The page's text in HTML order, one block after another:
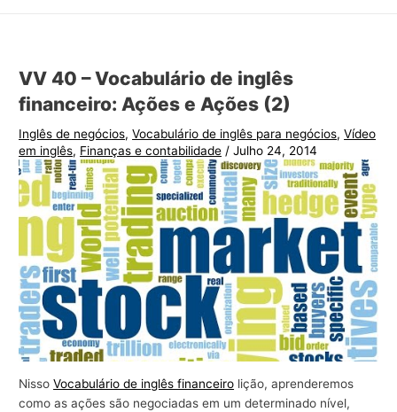
VV 40 – Vocabulário de inglês
financeiro: Ações e Ações (2)
Inglês de negócios,Vocabulário de inglês para negócios,Vídeo
em inglês, Finanças e contabilidade /Julho 24, 2014
NissoVocabulário de inglês financeiro lição, aprenderemos
como as ações são negociadas em um determinado nível,
ê
s
p
a
r
a
e
g
ó
c
i
s